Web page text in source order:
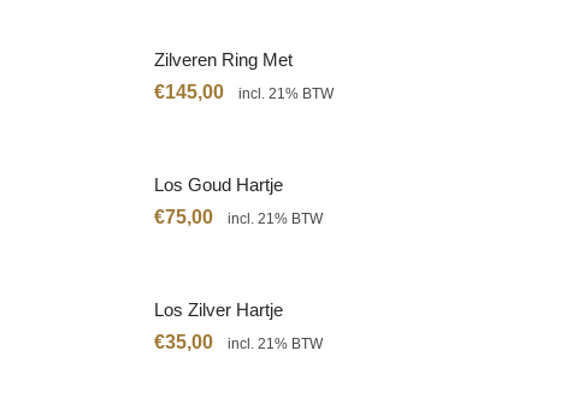
Zilveren Ring Met
Citrien
€145,00 incl. 21% BTW
Los Goud Hartje
€75,00 incl. 21% BTW
Los Zilver Hartje
€35,00 incl. 21% BTW